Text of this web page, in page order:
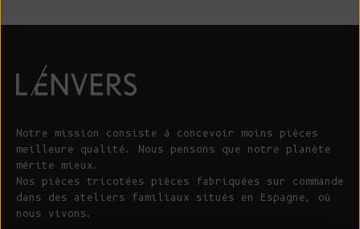
Notre mission consiste à concevoir moins pièces
meilleure qualité. Nous pensons que notre planète
mérite mieux.
Nos pièces tricotées pièces fabriquées sur commande
dans des ateliers familiaux situés en Espagne, où
nous vivons.